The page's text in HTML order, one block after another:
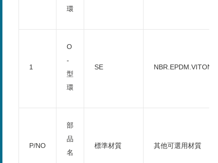
環
1
O
-
型
環
SE
P/NO
部
品
名
標準材質 其他可選用材質